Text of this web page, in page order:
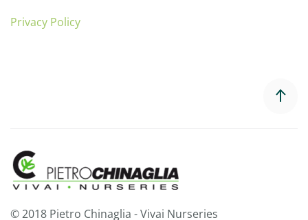
Privacy Policy
© 2018 Pietro Chinaglia - Vivai Nurseries